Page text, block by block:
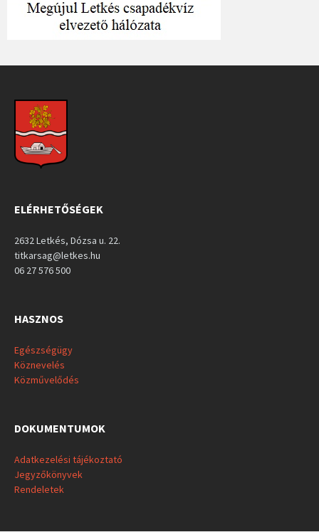
ELÉRHETŐSÉGEK
2632 Letkés, Dózsa u. 22.
titkarsag@letkes.hu
06 27 576 500
HASZNOS
Egészségügy
Köznevelés
Közművelődés
DOKUMENTUMOK
Adatkezelési tájékoztató
Jegyzőkönyvek
Rendeletek